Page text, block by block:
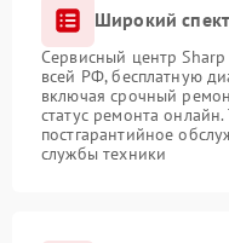
Широкий
Сервисный центр Sharp
всей РФ, бесплатную
включая срочный
статус ремонта онлайн.
постгарантийное
службы техники